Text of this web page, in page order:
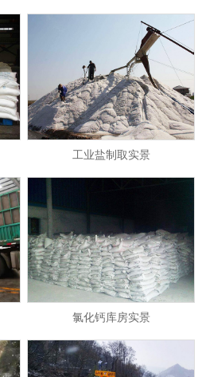
工业盐制取实景
氯化钙库房实景